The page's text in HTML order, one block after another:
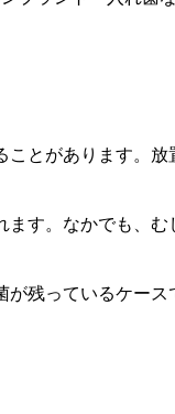
とがあります。
す。なかでも、
残っているケー